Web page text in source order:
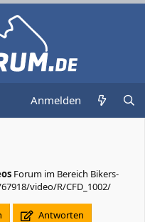
Anmelden
Forum im Bereich Bikers-
video/R/CFD_1002/
Antworten